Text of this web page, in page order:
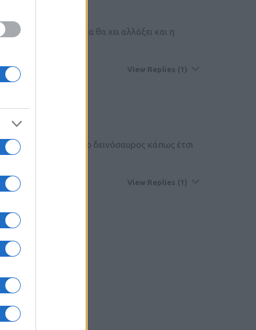
βγουν από υπηρεσία θα χει αλλάξει και η
View Replies (1)
μετά. Κι αυτός εδώ ο δεινόσαυρος κάπως έτσι
View Replies (1)